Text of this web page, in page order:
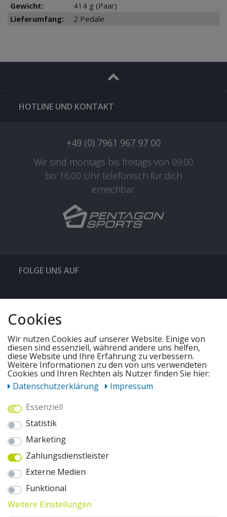
Gewicht:
414 g (Paar)
Lieferumfang:
2 Pedale
HOTLINE UND KONTAKT
+49 (0) 7961 967 97 00
Wir sind montags bis freitags von 09:00
bis 16:00 Uhr telefonisch für dich
erreichbar.
FOLGE UNS AUF
QUICKLINKS & TIPPS
UNSERE ANGEBOTE
WIR VERSENDEN MIT
AUSZEICHNUNGEN & SICHERHEIT
© 2026 pentagonsports.de
Pentagon Sports GmbH & Co. KG
Daten­schutz­erklärung
Cookies
Wir nutzen Cookies auf unserer Website. Einige von
diesen sind essenziell, während andere uns helfen,
diese Website und Ihre Erfahrung zu verbessern.
Weitere Informationen zu den von uns verwendeten
Cookies und Ihren Rechten als Nutzer finden Sie hier:
Daten­schutz­erklärung
Impressum
Essenziell
Statistik
Marketing
Zahlungsdienstleister
Externe Medien
Funktional
Weitere Einstellungen